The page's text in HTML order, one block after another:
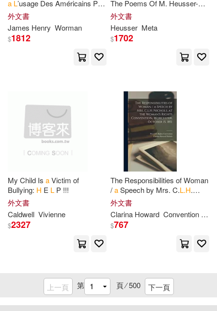
Larson(79) Madeleine(79)
Mark(79)
Stewart(79)
Tozer(78)
Clarke(76) Hubbard(76)
Bullen(75)
G.(74) H. A./ Rey(74)
Thomas Nelson Inc(24)
Trafford on Demand Pub(24)
Amer Psychological Assn(23)
Bantam Dell Pub Group(23)
Blackstone Audio Inc(23)
Intl Specialized Book Service Inc(2
Iuniverse Inc(23)
Jones & Bartlett Pub(23)
a L’usage Des Américains Par
J.H. Worman, Et
Rougemont
外文書
James Henry Worman
$1812
The Poems Of M. Heusser-
schweizer, Tr. By
外文書
Heusser Meta
$1702
My Child Is aVictim of
Bullying: H E L P !!!
外文書
Caldwell Vivienne
$2327
The Responsibilities of Woman
/aSpeech by Mrs. C.L.H.
Nichols, at the Woman’s
Rights Convention, Worcester,
October
外文書
Clarina Howard Convention
$767
上一頁 第 頁 ⁄500 下一頁